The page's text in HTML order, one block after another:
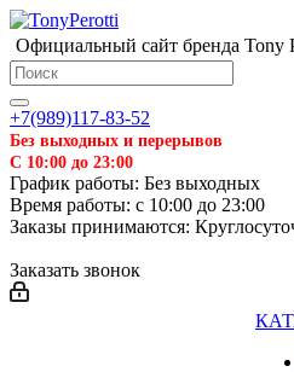
Официальный сайт бренда
+7(989)117-83-52
Без выходных и перерывов
С 10:00 до 23:00
График работы: Без выходных
Время работы: с 10:00 до 23:00
Заказы принимаются:
Заказать звонок